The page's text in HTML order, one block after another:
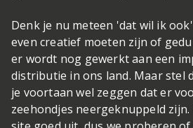
Denk je nu meteen 'dat wil ik
even creatief moeten zijn of
er wordt nog gewerkt aan een
distributie in ons land. Maar stel
je voortaan wel zeggen dat er
zeehondjes neergeknuppeld